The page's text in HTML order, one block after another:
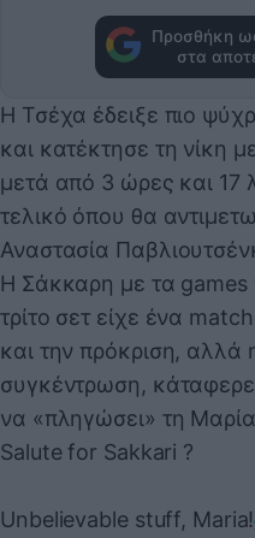
Προσθήκη
στα
Η Τσέχα έδειξε πιο
και κατέκτησε τη νίκη
μετά από 3 ώρες και 17
τελικό όπου θα
Αναστασία
Η Σάκκαρη με τα games
τρίτο σετ είχε ένα
και την πρόκριση,
συγκέντρωση,
να «πληγώσει» τη
Salute for Sakkari ?
Unbelievable stuff, Maria!